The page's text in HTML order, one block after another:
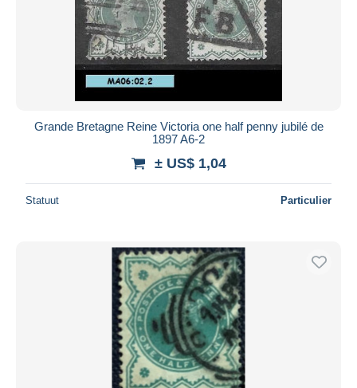
Grande Bretagne Reine Victoria one half penny jubilé de
1897 A6-2
± US$ 1,04
Statuut Particulier